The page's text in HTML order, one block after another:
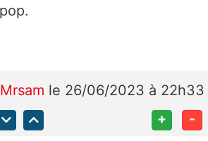
Mrsam le 26/06/2023 à 22h33
+ -